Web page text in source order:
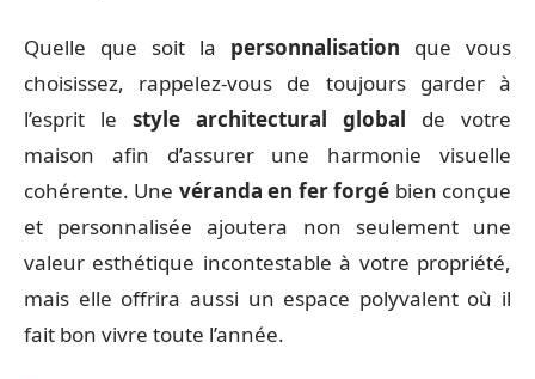
Quelle que soit la personnalisation que vous
choisissez, rappelez-vous de toujours garder à
l’esprit le style architectural global de votre
maison afin d’assurer une harmonie visuelle
cohérente. Une véranda en fer forgé bien conçue
et personnalisée ajoutera non seulement une
valeur esthétique incontestable à votre propriété,
mais elle offrira aussi un espace polyvalent où il
fait bon vivre toute l’année.